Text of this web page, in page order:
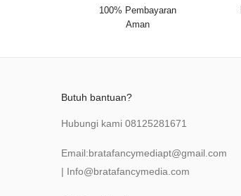
100% Pembayaran
Aman
Butuh bantuan?
Hubungi kami 08125281671
Email:bratafancymediapt@gmail.com
| Info@bratafancymedia .com